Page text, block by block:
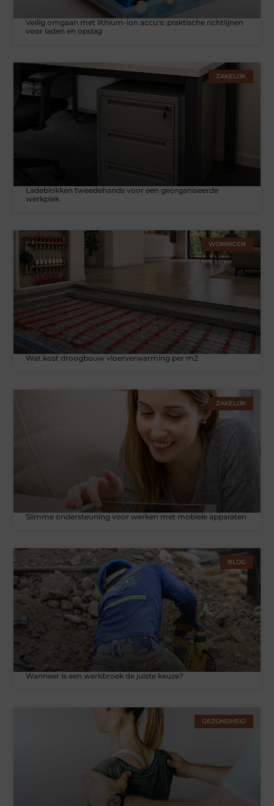
Veilig omgaan met lithium-ion accu's: praktische richtlijnen
voor laden en opslag
ZAKELIJK
Ladeblokken tweedehands voor een georganiseerde
werkplek
WONINGEN
Wat kost droogbouw vloerverwarming per m2
ZAKELIJK
Slimme ondersteuning voor werken met mobiele apparaten
BLOG
Wanneer is een werkbroek de juiste keuze?
GEZONDHEID